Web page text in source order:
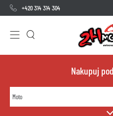
+420 314 314 304
Nakupuj